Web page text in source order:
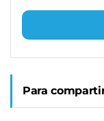
Para